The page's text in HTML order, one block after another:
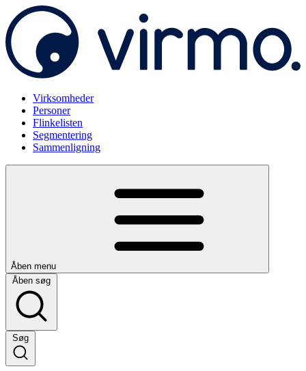
Virksomheder
Personer
Flinkelisten
Segmentering
Sammenligning
Åben menu
Åben søg
Søg